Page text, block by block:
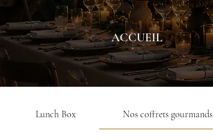
ACCUEIL
Lunch Box Nos coffrets gourmands